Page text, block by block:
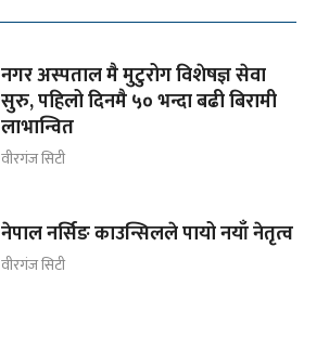
नगर अस्पताल मै मुटुरोग विशेषज्ञ सेवा
सुरु, पहिलो दिनमै ५० भन्दा बढी बिरामी
लाभान्वित
वीरगंज सिटी
नेपाल नर्सिङ काउन्सिलले पायो नयाँ नेतृत्व
वीरगंज सिटी